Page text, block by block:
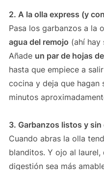
2. A la olla express (y
Pasa los garbanzos a la
agua del remojo (ahí hay
Añade un par de hojas
hasta que empiece a
cocina y deja que hagan
minutos
3. Garbanzos listos y sin
Cuando abras la olla
blanditos. Y ojo al laurel,
digestión sea más